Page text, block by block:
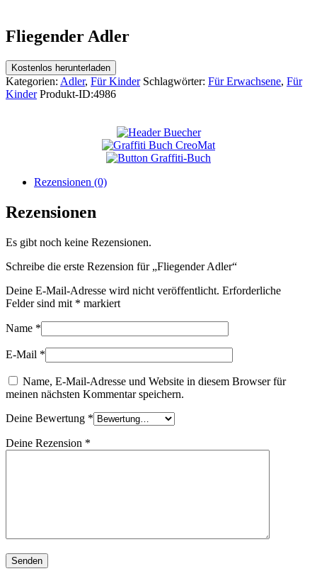
Fliegender Adler
Kostenlos herunterladen
Kategorien: Adler, Für Kinder Schlagwörter: Für Erwachsene, Für
Kinder Produkt-ID:4986
Rezensionen (0)
Rezensionen
Es gibt noch keine Rezensionen.
Schreibe die erste Rezension für „Fliegender Adler“
Deine E-Mail-Adresse wird nicht veröffentlicht. Erforderliche
Felder sind mit * markiert
Name *
E-Mail *
Name, E-Mail-Adresse und Website in diesem Browser für
meinen nächsten Kommentar speichern.
Deine Bewertung *
Deine Rezension *